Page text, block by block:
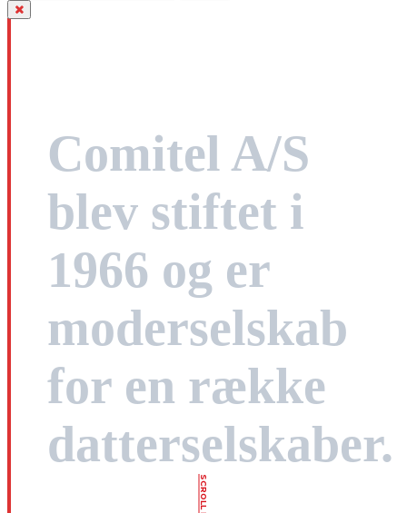
Close
Comitel A/S
blev stiftet i
1966 og er
moderselskab
for en række
datterselskaber.